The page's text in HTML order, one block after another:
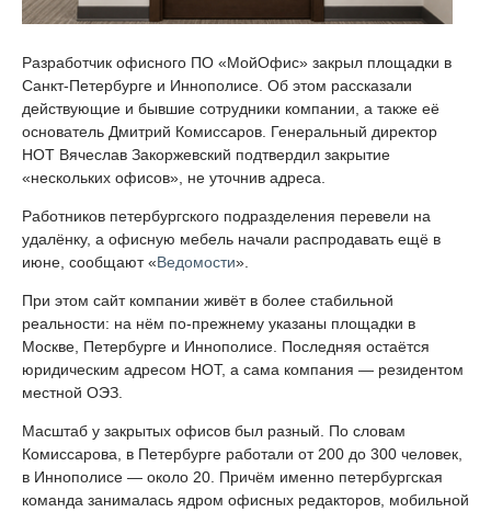
Разработчик офисного ПО «МойОфис» закрыл площадки в
Санкт-Петербурге и Иннополисе. Об этом рассказали
действующие и бывшие сотрудники компании, а также её
основатель Дмитрий Комиссаров. Генеральный директор
НОТ Вячеслав Закоржевский подтвердил закрытие
«нескольких офисов», не уточнив адреса.
Работников петербургского подразделения перевели на
удалёнку, а офисную мебель начали распродавать ещё в
июне, сообщают «Ведомости».
При этом сайт компании живёт в более стабильной
реальности: на нём по-прежнему указаны площадки в
Москве, Петербурге и Иннополисе. Последняя остаётся
юридическим адресом НОТ, а сама компания — резидентом
местной ОЭЗ.
Масштаб у закрытых офисов был разный. По словам
Комиссарова, в Петербурге работали от 200 до 300 человек,
в Иннополисе — около 20. Причём именно петербургская
команда занималась ядром офисных редакторов, мобильной